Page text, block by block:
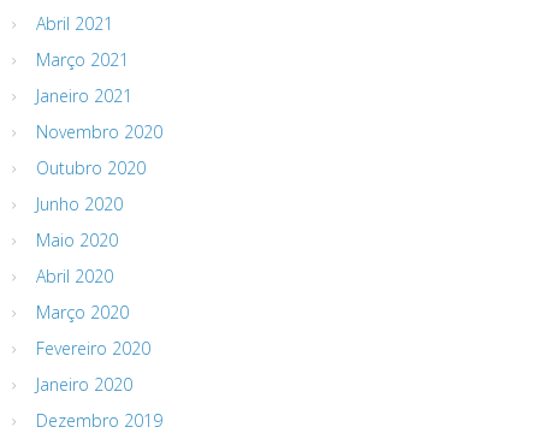
Abril 2021
Março 2021
Janeiro 2021
Novembro 2020
Outubro 2020
Junho 2020
Maio 2020
Abril 2020
Março 2020
Fevereiro 2020
Janeiro 2020
Dezembro 2019